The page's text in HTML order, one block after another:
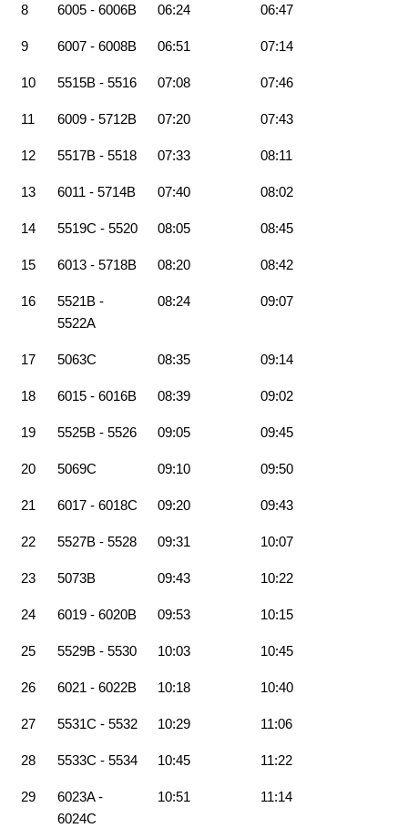
8 6005 - 6006B 06:24 06:47
9 6007 - 6008B 06:51 07:14
10 5515B - 5516 07:08 07:46
11 6009 - 5712B 07:20 07:43
12 5517B - 5518 07:33 08:11
13 6011 - 5714B 07:40 08:02
14 5519C - 5520 08:05 08:45
15 6013 - 5718B 08:20 08:42
16
5521B -
5522A
08:24 09:07
17 5063C 08:35 09:14
18 6015 - 6016B 08:39 09:02
19 5525B - 5526 09:05 09:45
20 5069C 09:10 09:50
21 6017 - 6018C 09:20 09:43
22 5527B - 5528 09:31 10:07
23 5073B 09:43 10:22
24 6019 - 6020B 09:53 10:15
25 5529B - 5530 10:03 10:45
26 6021 - 6022B 10:18 10:40
27 5531C - 5532 10:29 11:06
28 5533C - 5534 10:45 11:22
29
6023A -
6024C
10:51 11:14